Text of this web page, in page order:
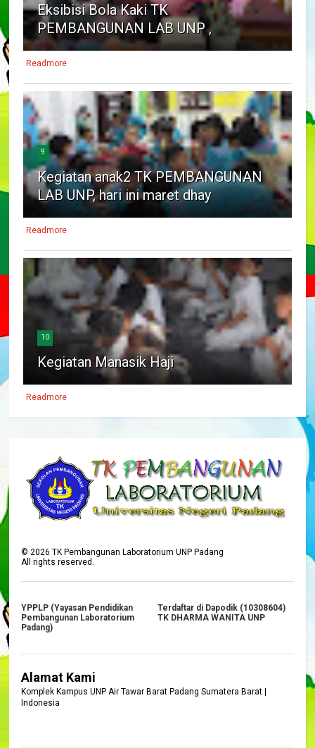
Eksibisi Bola Kaki TK
PEMBANGUNAN LAB UNP ,
Readmore
9
Kegiatan anak2 TK PEMBANGUNAN
LAB UNP, hari ini maret dhay
Readmore
10
Kegiatan Manasik Haji
Readmore
©2026 TK Pembangunan Laboratorium UNP Padang
All rights reserved.
YPPLP (Yayasan Pendidikan
Pembangunan Laboratorium
Padang)
Terdaftar di Dapodik (10308604)
TK DHARMA WANITA UNP
Alamat Kami
Komplek Kampus UNP Air Tawar Barat Padang Sumatera Barat |
Indonesia